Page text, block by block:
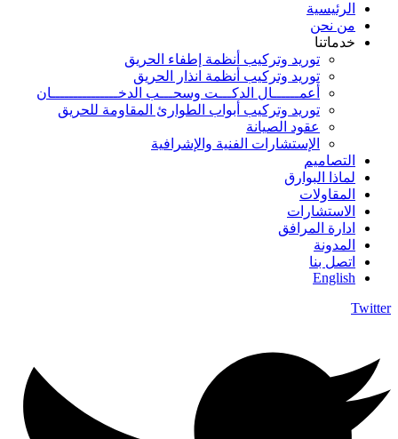
الرئيسية
من نحن
خدماتنا
توريد وتركيب أنظمة إطفاء الحريق
توريد وتركيب أنظمة انذار الحريق
أعمــــــال الدكـــت وسحـــب الدخـــــــــــــــان
توريد وتركيب أبواب الطوارئ المقاومة للحريق
عقود الصيانة
الإستشارات الفنية والإشرافية
التصاميم
لماذا البوارق
المقاولات
الاستشارات
ادارة المرافق
المدونة
اتصل بنا
English
Twitter